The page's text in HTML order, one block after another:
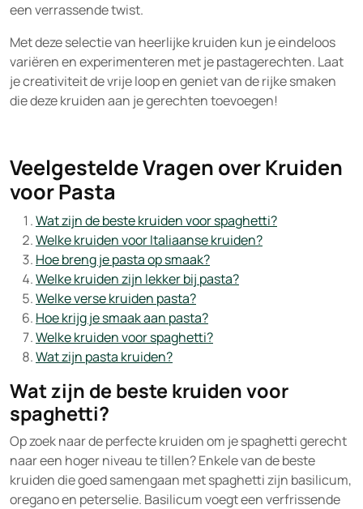
een verrassende twist.
Met deze selectie van heerlijke kruiden kun je eindeloos
variëren en experimenteren met je pastagerechten. Laat
je creativiteit de vrije loop en geniet van de rijke smaken
die deze kruiden aan je gerechten toevoegen!
Veelgestelde Vragen over Kruiden
voor Pasta
Wat zijn de beste kruiden voor spaghetti?
Welke kruiden voor Italiaanse kruiden?
Hoe breng je pasta op smaak?
Welke kruiden zijn lekker bij pasta?
Welke verse kruiden pasta?
Hoe krijg je smaak aan pasta?
Welke kruiden voor spaghetti?
Wat zijn pasta kruiden?
Wat zijn de beste kruiden voor
spaghetti?
Op zoek naar de perfecte kruiden om je spaghetti gerecht
naar een hoger niveau te tillen? Enkele van de beste
kruiden die goed samengaan met spaghetti zijn basilicum,
oregano en peterselie. Basilicum voegt een verfrissende